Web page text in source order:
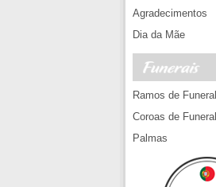
Agradecimentos
Dia da Mãe
Ramos de Funeral
Coroas de Funeral
Palmas